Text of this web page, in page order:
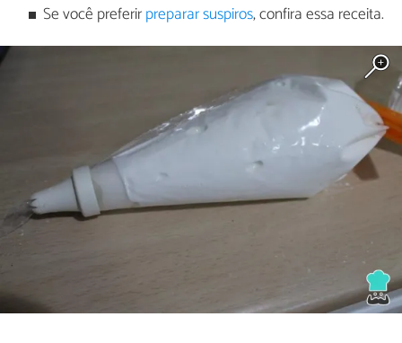
Se você preferirpreparar suspiros, confira essa receita.